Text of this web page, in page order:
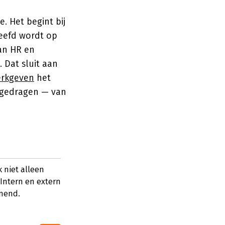
Het begint bij
wordt op
HR en
Dat sluit aan
het
— van
niet alleen
en extern